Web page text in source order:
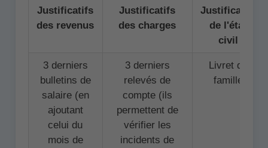
Justificatifs
des revenus
Justificatifs
des charges
Justificatifs
de l'état
civil
3 derniers
bulletins de
salaire (en
ajoutant
celui du
mois de
3 derniers
relevés de
compte (ils
permettent de
vérifier les
incidents de
Livret de
famille